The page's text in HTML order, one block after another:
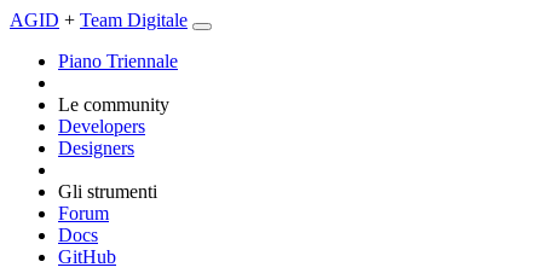
AGID + Team Digitale
Piano Triennale
Le community
Developers
Designers
Gli strumenti
Forum
Docs
GitHub